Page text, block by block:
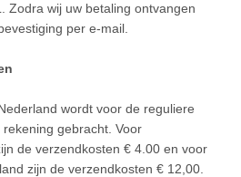
Zodra wij uw betaling ontvangen
per e-mail.
wordt voor de reguliere
gebracht. Voor
de verzendkosten € 4.00 en voor
zijn de verzendkosten € 12,00.